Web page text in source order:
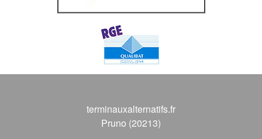
terminauxalternatifs.fr
Pruno (20213)